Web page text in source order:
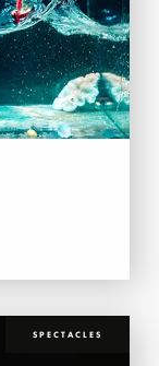
SPECTACLES